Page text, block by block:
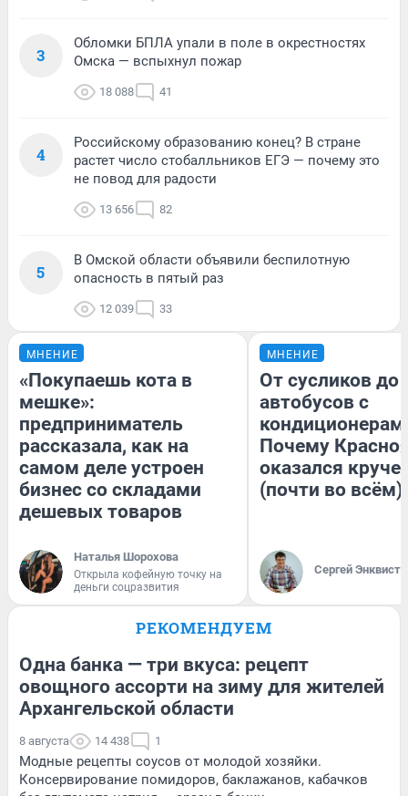
3
Обломки БПЛА упали в поле в окрестностях
Омска — вспыхнул пожар
18 088 41
4
Российскому образованию конец? В стране
растет число стобалльников ЕГЭ — почему это
не повод для радости
13 656 82
5
В Омской области объявили беспилотную
опасность в пятый раз
12 039 33
МНЕНИЕ
«Покупаешь кота в
мешке»:
предприниматель
рассказала, как на
самом деле устроен
бизнес со складами
дешевых товаров
Наталья Шорохова
Открыла кофейную точку на
деньги соцразвития
МНЕНИЕ
От сусликов до
автобусов с
Почему
оказался
(почти во всём)
Сергей Энквист
РЕКОМЕНДУЕМ
Одна банка — три вкуса: рецепт
овощного ассорти на зиму для жителей
Архангельской области
8 августа 14 438 1
Модные рецепты соусов от молодой хозяйки.
Консервирование помидоров, баклажанов, кабачков